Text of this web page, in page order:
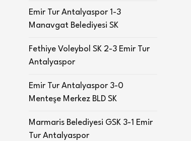
Emir Tur Antalyaspor 1-3
Manavgat Belediyesi SK
Fethiye Voleybol SK 2-3 Emir Tur
Antalyaspor
Emir Tur Antalyaspor 3-0
Menteşe Merkez BLD SK
Marmaris Belediyesi GSK 3-1 Emir
Tur Antalyaspor